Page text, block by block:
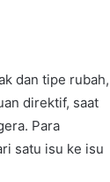
dan tipe rubah,
direktif, saat
Para
satu isu ke isu